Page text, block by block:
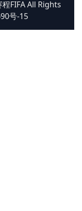
FIFA All Rights
号-15